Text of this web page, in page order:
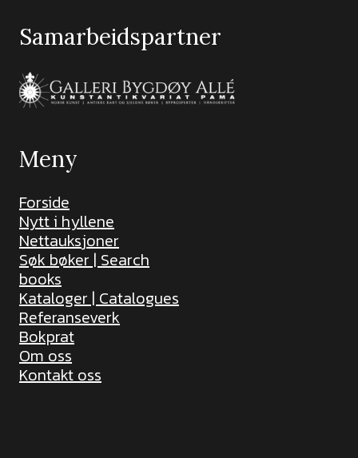
Samarbeidspartner
Meny
Forside
Nytt i hyllene
Nettauksjoner
Søk bøker | Search
books
Kataloger | Catalogues
Referanseverk
Bokprat
Om oss
Kontakt oss